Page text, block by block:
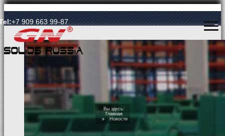
+7 909 663 99-87
ГЛАВНАЯ
Вы здесь:
Главная
Новости